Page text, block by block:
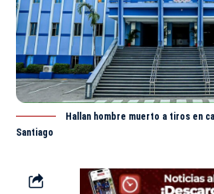
Hallan hombre muerto a tiros en
Santiago